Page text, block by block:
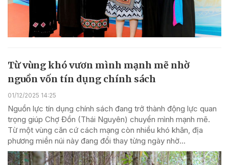
Từ vùng khó vươn mình mạnh mẽ nhờ
nguồn vốn tín dụng chính sách
01/12/2025 14:25
Nguồn lực tín dụng chính sách đang trở thành động lực quan
trọng giúp Chợ Đồn (Thái Nguyên) chuyển mình mạnh mẽ.
Từ một vùng căn cứ cách mạng còn nhiều khó khăn, địa
phương miền núi này đang đổi thay từng ngày nhờ...